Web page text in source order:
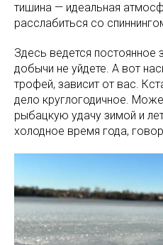
тишина — идеальная
расслабиться со
Здесь ведется постоянное
добычи не уйдете. А вот
трофей, зависит от вас.
дело круглогодичное.
рыбацкую удачу зимой и
холодное время года,